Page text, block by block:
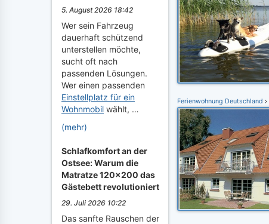
5. August 2026 18:42
Wer sein Fahrzeug
dauerhaft schützend
unterstellen möchte,
sucht oft nach
passenden Lösungen.
Wer einen passenden
Einstellplatz für ein
Wohnmobil wählt, …
(mehr)
Schlafkomfort an der
Ostsee: Warum die
Matratze 120x200 das
Gästebett revolutioniert
29. Juli 2026 10:22
Das sanfte Rauschen der
Ferienwohnung Deutschland